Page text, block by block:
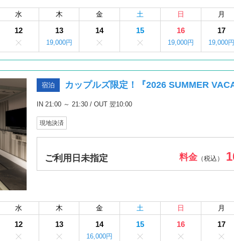
水 木 金 土 日 月
12 13
19,000円
14 15 16
19,000円
17
19,000円
宿泊 カップルズ限定！『2026 SUMMER
IN 21:00 ～ 21:30 / OUT 翌10:00
現地決済
ご利用日未指定 料金（税込）
水 木 金 土 日 月
12 13 14
16,000円
15 16 17